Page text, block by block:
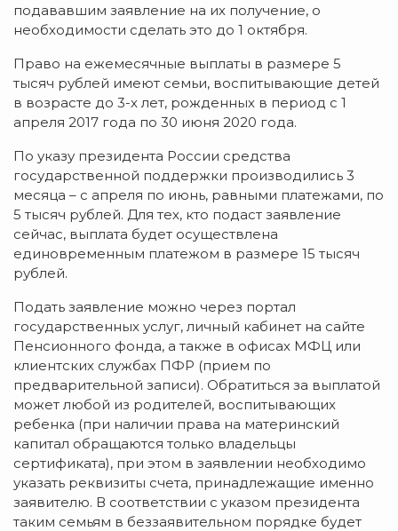
подававшим заявление на их получение, о
необходимости сделать это до 1 октября.
Право на ежемесячные выплаты в размере 5
тысяч рублей имеют семьи, воспитывающие детей
в возрасте до 3-х лет, рожденных в период с 1
апреля 2017 года по 30 июня 2020 года.
По указу президента России средства
государственной поддержки производились 3
месяца – с апреля по июнь, равными платежами, по
5 тысяч рублей. Для тех, кто подаст заявление
сейчас, выплата будет осуществлена
единовременным платежом в размере 15 тысяч
рублей.
Подать заявление можно через портал
государственных услуг, личный кабинет на сайте
Пенсионного фонда, а также в офисах МФЦ или
клиентских службах ПФР (прием по
предварительной записи). Обратиться за выплатой
может любой из родителей, воспитывающих
ребенка (при наличии права на материнский
капитал обращаются только владельцы
сертификата), при этом в заявлении необходимо
указать реквизиты счета, принадлежащие именно
заявителю. В соответствии с указом президента
таким семьям в беззаявительном порядке будет